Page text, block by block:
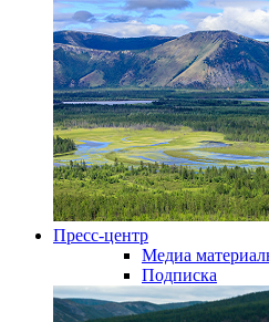
Пресс-центр
Медиа
Подписка